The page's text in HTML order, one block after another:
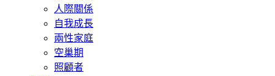
人際關係
自我成長
兩性家庭
空巢期
照顧者